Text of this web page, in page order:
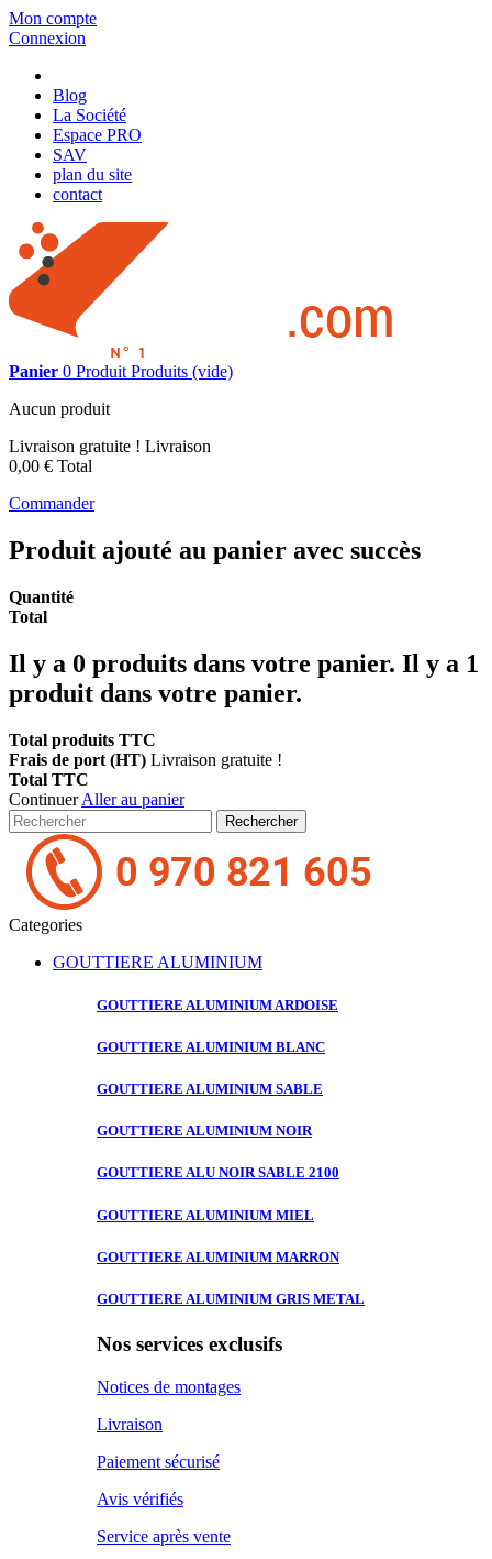
Mon compte
Connexion
Blog
La Société
Espace PRO
SAV
plan du site
contact
Panier 0 Produit Produits (vide)
Aucun produit
Livraison gratuite ! Livraison
0,00 € Total
Commander
Produit ajouté au panier avec succès
Quantité
Total
Il y a 0 produits dans votre panier. Il y a 1
produit dans votre panier.
Total produits TTC
Frais de port (HT) Livraison gratuite !
Total TTC
ContinuerAller au panier
Rechercher
Categories
GOUTTIERE ALUMINIUM
GOUTTIERE ALUMINIUM ARDOISE
GOUTTIERE ALUMINIUM BLANC
GOUTTIERE ALUMINIUM SABLE
GOUTTIERE ALUMINIUM NOIR
GOUTTIERE ALU NOIR SABLE 2100
GOUTTIERE ALUMINIUM MIEL
GOUTTIERE ALUMINIUM MARRON
GOUTTIERE ALUMINIUM GRIS METAL
Nos services exclusifs
Notices de montages
Livraison
Paiement sécurisé
Avis vérifiés
Service après vente